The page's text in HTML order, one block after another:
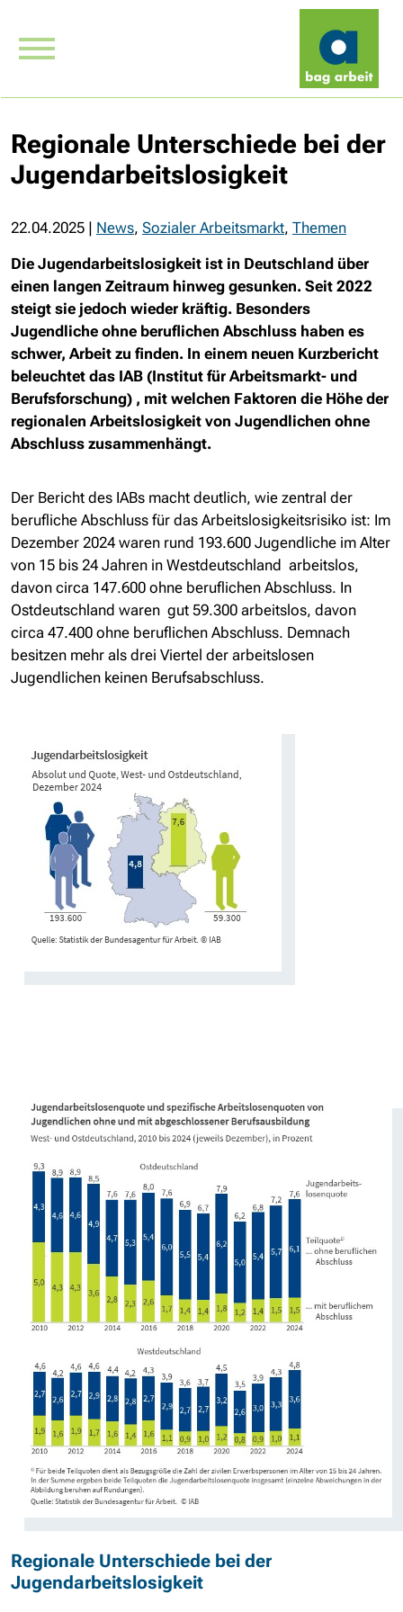
Regionale Unterschiede bei der
Jugendarbeitslosigkeit
22.04.2025 | News, Sozialer Arbeitsmarkt, Themen
Die Jugendarbeitslosigkeit ist in Deutschland über
einen langen Zeitraum hinweg gesunken. Seit 2022
steigt sie jedoch wieder kräftig. Besonders
Jugendliche ohne beruflichen Abschluss haben es
schwer, Arbeit zu finden. In einem neuen Kurzbericht
beleuchtet das IAB (Institut für Arbeitsmarkt- und
Berufsforschung) , mit welchen Faktoren die Höhe der
regionalen Arbeitslosigkeit von Jugendlichen ohne
Abschluss zusammenhängt.
Der Bericht des IABs macht deutlich, wie zentral der
berufliche Abschluss für das Arbeitslosigkeitsrisiko ist: Im
Dezember 2024 waren rund 193.600 Jugendliche im Alter
von 15 bis 24 Jahren in Westdeutschland arbeitslos,
davon circa 147.600 ohne beruflichen Abschluss. In
Ostdeutschland waren gut 59.300 arbeitslos, davon
circa 47.400 ohne beruflichen Abschluss. Demnach
besitzen mehr als drei Viertel der arbeitslosen
Jugendlichen keinen Berufsabschluss.
Regionale Unterschiede bei der
Jugendarbeitslosigkeit